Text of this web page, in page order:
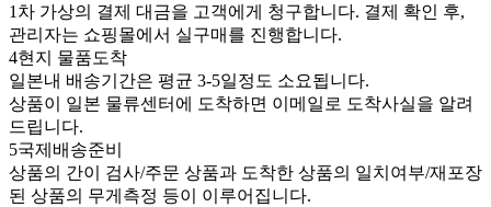
1차 가상의 결제 대금을 고객에게 청구합니다. 결제 확인 후,
관리자는 쇼핑몰에서 실구매를 진행합니다.
4현지 물품도착
일본내 배송기간은 평균 3-5일정도 소요됩니다.
상품이 일본 물류센터에 도착하면 이메일로 도착사실을 알려
드립니다.
5국제배송준비
상품의 간이 검사/주문 상품과 도착한 상품의 일치여부/재포장
된 상품의 무게측정 등이 이루어집니다.